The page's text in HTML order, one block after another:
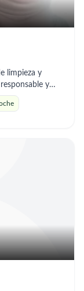
limpieza y
y